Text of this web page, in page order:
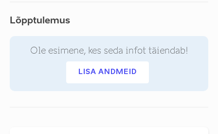
Lõpptulemus
Ole esimene, kes seda infot täiendab!
LISA ANDMEID